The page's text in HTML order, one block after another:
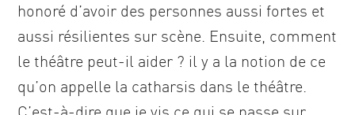
honoré d’avoir des personnes aussi fortes et
aussi résilientes sur scène. Ensuite, comment
le théâtre peut-il aider ? il y a la notion de ce
qu’on appelle la catharsis dans le théâtre.